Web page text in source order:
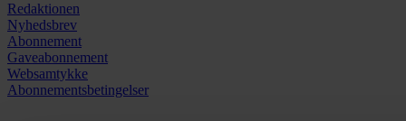
Redaktionen
Nyhedsbrev
Abonnement
Gaveabonnement
Websamtykke
Abonnementsbetingelser